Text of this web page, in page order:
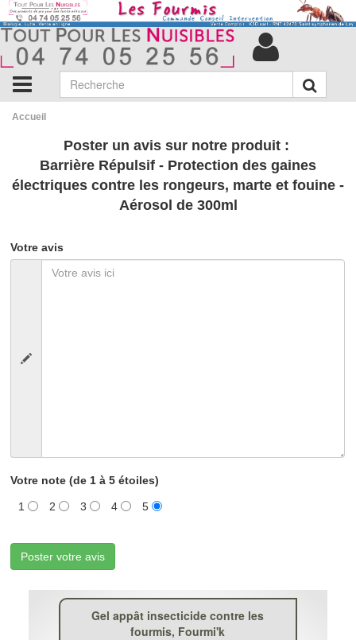
Accueil
Poster un avis sur notre produit :
Barrière Répulsif - Protection des gaines
électriques contre les rongeurs, marte et fouine -
Aérosol de 300ml
Votre avis
Votre note (de 1 à 5 étoiles)
1 2 3 4 5
Poster votre avis
Gel appât insecticide contre les
fourmis, Fourmi'k